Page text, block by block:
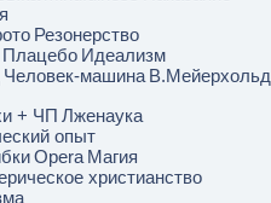
Резонерство
Плацебо Идеализм
Человек-машина В.Мейерхольд
+ ЧП Лженаука
опыт
Opera Магия
христианство